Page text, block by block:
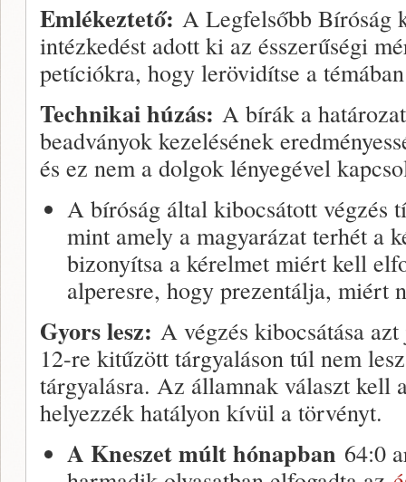
Emlékeztető: A Legfelsőbb Bíróság
intézkedést adott ki az ésszerűségi
petíciókra, hogy lerövidítse a
Technikai húzás: A bírák a
beadványok kezelésének
és ez nem a dolgok lényegével
A bíróság által kibocsátott végzés
mint amely a magyarázat terhét a
bizonyítsa a kérelmet miért kell
alperesre, hogy prezentálja, miért
Gyors lesz: A végzés kibocsátása
12-re kitűzött tárgyaláson túl nem
tárgyalásra. Az államnak választ kell
helyezzék hatályon kívül a törvényt.
A Kneszet múlt hónapban 64:0